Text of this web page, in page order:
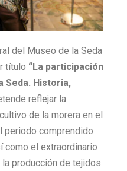
del Museo de la Seda
título “La participación
Seda. Historia,
reflejar la
de la morera en el
periodo comprendido
como el extraordinario
producción de tejidos